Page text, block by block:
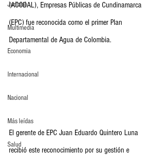
Judicial
Multimedia
Economia
Internacional
Nacional
Más leídas
Salud
(ACODAL), Empresas Públicas de Cundinamarca
(EPC) fue reconocida como el primer Plan
Departamental de Agua de Colombia.
El gerente de EPC Juan Eduardo Quintero Luna
recibió este reconocimiento por su gestión e